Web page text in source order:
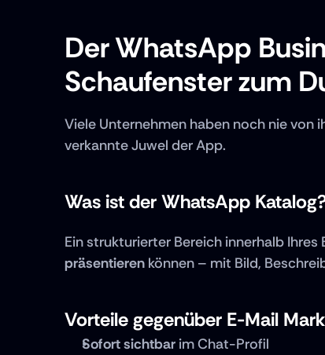
Der WhatsApp
Schaufenster zum
Viele Unternehmen haben noch nie von
verkannte Juwel der App.
Was ist der WhatsApp
Ein strukturierter Bereich innerhalb
präsentieren können – mit Bild,
Vorteile gegenüber E-Mail
Sofort sichtbar im Chat-Profil